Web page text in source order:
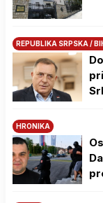
REPUBLIKA SRPSKA /
HRONIKA